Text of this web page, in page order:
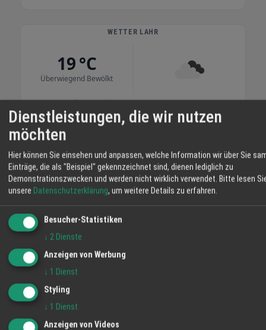
Rinder stehen in Mutterkuhhaltung auf
langsam heran und Sie erhalten Produkte mit
nachvollziehbarer Herkunft. Im Hofladen
Eier, Brot, Obst und weitere Erzeugnisse aus
eigener Landwirtschaft. Mit Ihrem Einkauf
stärken Sie regionale Betriebe und
Flächen. Auf dem Schmiederhof erleben Sie
Landwirtschaft, die nah, transparent und
eingebunden in die Umgebung arbeitet. Ihre
Familie vom Hofladen Schmiederhof
WETTER LAHR
19 °C
Überwiegend Bewölkt
06:13 45 % S 2 km/h 20:54
36° / 22°
28 %
34° / 19° 35° / 17°
Dienstleistungen, die wir nutzen
möchten
Hier können Sie einsehen und anpassen, welche Information wir über Sie
Einträge, die als "Beispiel" gekennzeichnet sind, dienen lediglich zu
Demonstrationszwecken und werden nicht wirklich verwendet. Bitte lesen
unsere Datenschutzerklärung, um weitere Details zu erfahren.
Besucher-Statistiken
↓ 2 Dienste
Anzeigen von Werbung
↓ 1 Dienst
Styling
↓ 1 Dienst
Anzeigen von Videos